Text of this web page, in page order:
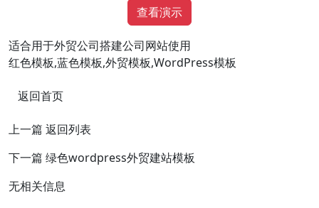
查看演示
适合用于外贸公司搭建公司网站使用
红色模板,蓝色模板,外贸模板,WordPress模板
返回首页
上一篇 返回列表
下一篇 绿色wordpress外贸建站模板
无相关信息